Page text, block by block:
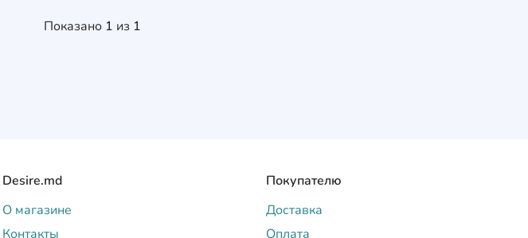
Показано 1 из 1
Desire.md
О магазине
Контакты
Покупателю
Доставка
Оплата